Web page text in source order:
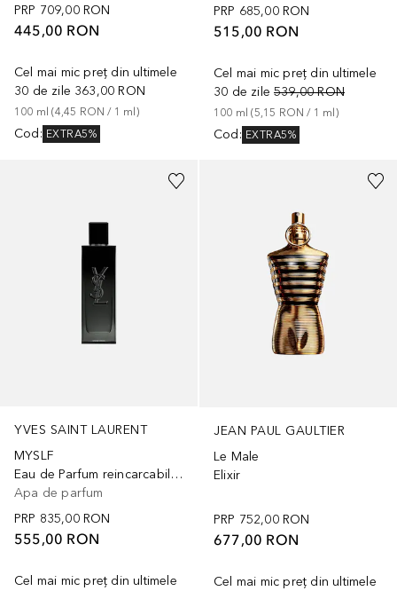
PRP 709,00 RON
445,00 RON
Cel mai mic preț din ultimele
30 de zile 363,00 RON
100 ml (4,45 RON / 1 ml )
Cod : EXTRA5%
PRP 685,00 RON
515,00 RON
Cel mai mic preț din ultimele
30 de zile 539,00 RON
100 ml (5,15 RON / 1 ml )
Cod : EXTRA5%
YVES SAINT LAURENT
MYSLF
Eau de Parfum reincarcabila barbati
Apa de parfum
PRP 835,00 RON
555,00 RON
Cel mai mic preț din ultimele
JEAN PAUL GAULTIER
Le Male
Elixir
PRP 752,00 RON
677,00 RON
Cel mai mic preț din ultimele